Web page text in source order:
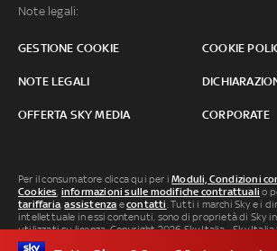
Note legali:
GESTIONE COOKIE COOKIE
NOTE LEGALI
OFFERTA SKY MEDIA CORPORATE
Per il consumatore clicca qui per iModuli, Condizioni
Cookies, informazioni sulle modifiche contrattuali o
tariffaria,assistenza econtatti. Tutti i marchi Sky e i
intellettuale in essi contenuti, sono di proprietà di Sky
utilizzati su licenza. Copyright 2026 Sky Italia - Sky Italia
20138 Milano P.IVA 04619241005. SkyTG24: ISSN 3035-